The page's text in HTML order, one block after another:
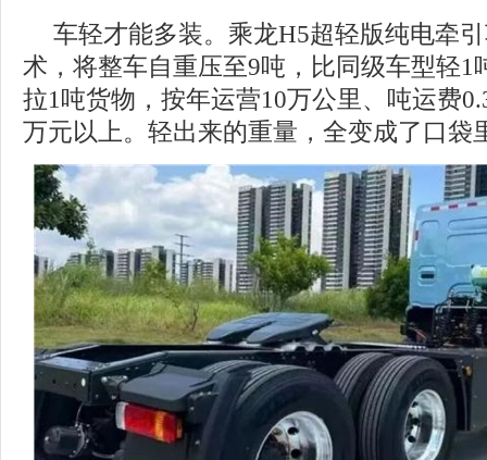
车轻才能多装。乘龙H5超轻版纯电牵
术，将整车自重压至9吨，比同级车型轻1
拉1吨货物，按年运营10万公里、吨运费
万元以上。轻出来的重量，全变成了口袋